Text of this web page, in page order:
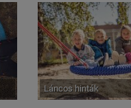
Láncos hinták